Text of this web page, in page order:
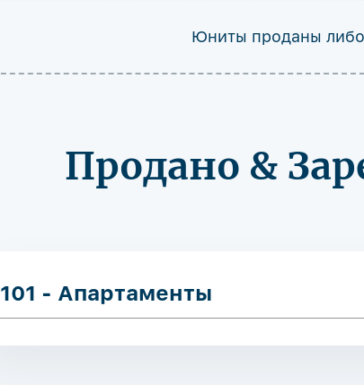
Юниты проданы
Продано &
101 - Апартаменты